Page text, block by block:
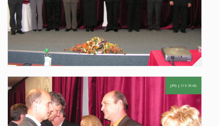
JPG | 319.59 KB